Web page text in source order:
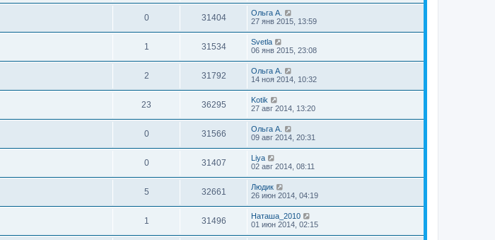
0 31404
Ольга А.
27 янв 2015, 13:59
1 31534
Svetla
06 янв 2015, 23:08
2 31792
Ольга А.
14 ноя 2014, 10:32
23 36295
Kotik
27 авг 2014, 13:20
0 31566
Ольга А.
09 авг 2014, 20:31
0 31407
Liya
02 авг 2014, 08:11
5 32661
Людик
26 июн 2014, 04:19
1 31496
Наташа_2010
01 июн 2014, 02:15